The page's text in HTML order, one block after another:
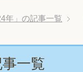
年」の記事一覧
事一覧